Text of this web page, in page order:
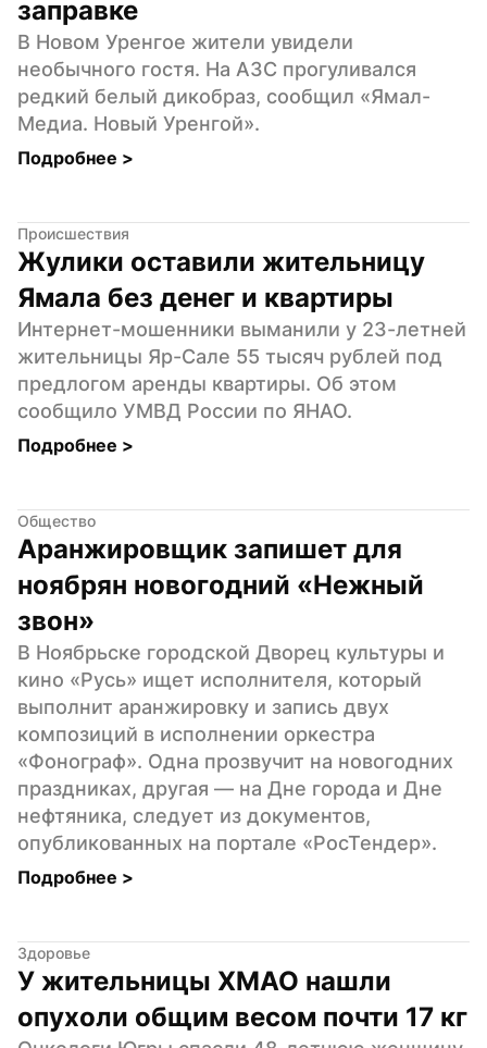
заправке
В Новом Уренгое жители увидели
необычного гостя. На АЗС прогуливался
редкий белый дикобраз, сообщил «Ямал-
Медиа. Новый Уренгой».
Подробнее >
Происшествия
Жулики оставили жительницу
Ямала без денег и квартиры
Интернет-мошенники выманили у 23-летней
жительницы Яр-Сале 55 тысяч рублей под
предлогом аренды квартиры. Об этом
сообщило УМВД России по ЯНАО.
Подробнее >
Общество
Аранжировщик запишет для
ноябрян новогодний «Нежный
звон»
В Ноябрьске городской Дворец культуры и
кино «Русь» ищет исполнителя, который
выполнит аранжировку и запись двух
композиций в исполнении оркестра
«Фонограф». Одна прозвучит на новогодних
праздниках, другая — на Дне города и Дне
нефтяника, следует из документов,
опубликованных на портале «РосТендер».
Подробнее >
Здоровье
У жительницы ХМАО нашли
опухоли общим весом почти 17 кг